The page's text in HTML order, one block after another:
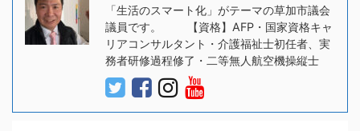
「生活のスマート化」がテーマの草加市議会
議員です。 【資格】AFP・国家資格キャ
リアコンサルタント・介護福祉士初任者、実
務者研修過程修了・二等無人航空機操縦士